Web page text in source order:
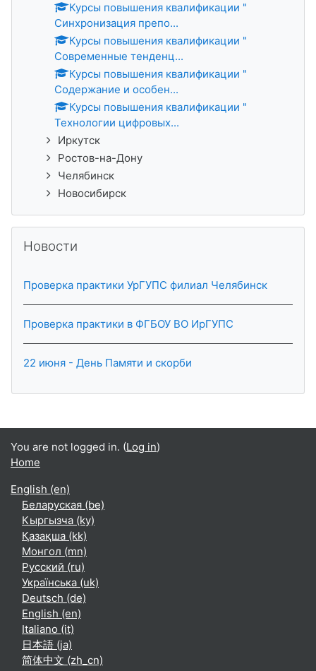
Курсы повышения квалификации "
Синхронизация препо...
Курсы повышения квалификации "
Современные тенденц...
Курсы повышения квалификации "
Содержание и особен...
Курсы повышения квалификации "
Технологии цифровых...
Иркутск
Ростов-на-Дону
Челябинск
Новосибирск
Новости
Проверка практики УрГУПС филиал Челябинск
Проверка практики в ФГБОУ ВО ИрГУПС
22 июня - День Памяти и скорби
You are not logged in. (Log in)
Home
English ‎(en)‎
Беларуская ‎(be)‎
Кыргызча ‎(ky)‎
Қазақша ‎(kk)‎
Монгол ‎(mn)‎
Русский ‎(ru)‎
Українська ‎(uk)‎
Deutsch ‎(de)‎
English ‎(en)‎
Italiano ‎(it)‎
日本語 ‎(ja)‎
简体中文 ‎(zh_cn)‎